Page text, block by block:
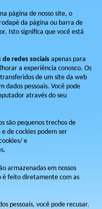
página de nosso site, o
da página ou barra de
Isto significa que você está
de redes sociais apenas para
a experiência conosco. Os
de um site da web
dados pessoais. Você pode
através do seu
são pequenos trechos de
de cockies podem ser
e
armazenadas em nossos
é feito diretamente com as
pessoais, você pode recusar.